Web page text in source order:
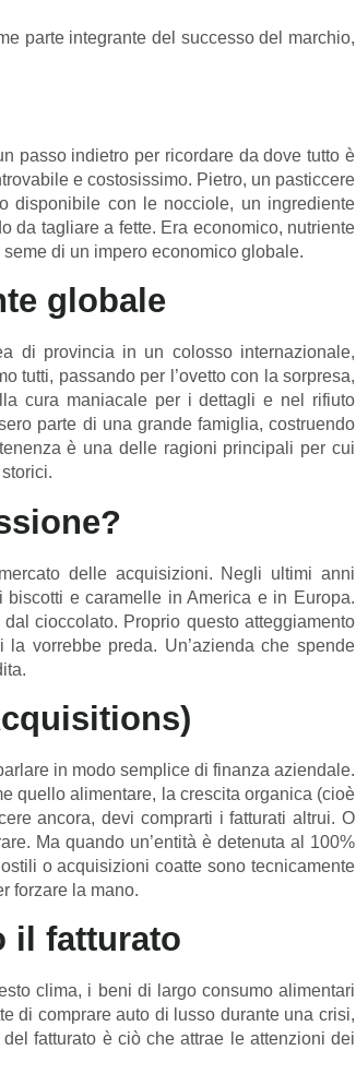
parte integrante del successo del marchio,
passo indietro per ricordare da dove tutto è
e costosissimo. Pietro, un pasticcere
disponibile con le nocciole, un ingrediente
da tagliare a fette. Era economico, nutriente
di un impero economico globale.
globale
di provincia in un colosso internazionale,
tutti, passando per l’ovetto con la sorpresa,
cura maniacale per i dettagli e nel rifiuto
parte di una grande famiglia, costruendo
è una delle ragioni principali per cui
delle acquisizioni. Negli ultimi anni
biscotti e caramelle in America e in Europa.
cioccolato. Proprio questo atteggiamento
vorrebbe preda. Un’azienda che spende
in modo semplice di finanza aziendale.
quello alimentare, la crescita organica (cioè
ancora, devi comprarti i fatturati altrui. O
Ma quando un’entità è detenuta al 100%
o acquisizioni coatte sono tecnicamente
forzare la mano.
il fatturato
clima, i beni di largo consumo alimentari
di comprare auto di lusso durante una crisi,
fatturato è ciò che attrae le attenzioni dei